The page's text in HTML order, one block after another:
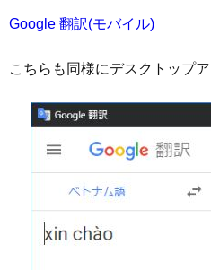
Google 翻訳(モバイル)
こちらも同様にデスクトップ